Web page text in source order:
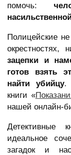
помочь:
Полицейские
окрестностях,
зацепки и
готов взять
найти убийцу.
книги «
нашей онлайн-
Детективные
идеальное
загадок и